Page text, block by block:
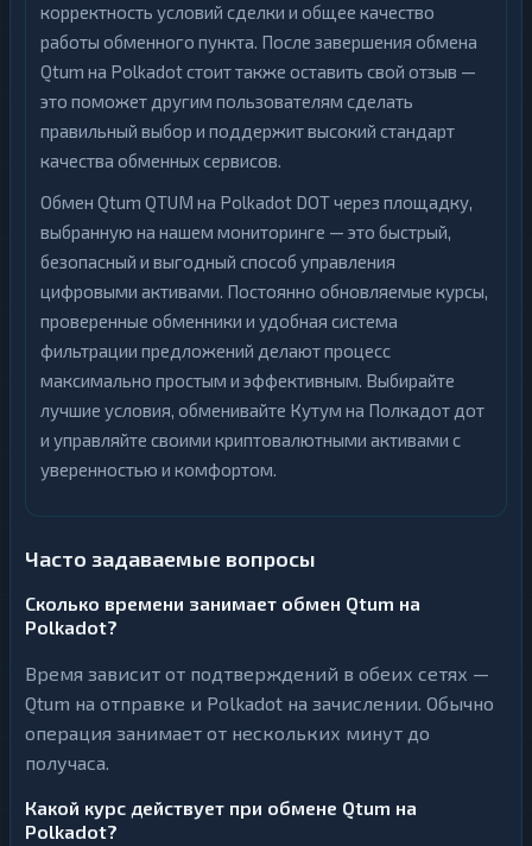
корректность условий сделки и общее качество
работы обменного пункта. После завершения обмена
Qtum на Polkadot стоит также оставить свой отзыв —
это поможет другим пользователям сделать
правильный выбор и поддержит высокий стандарт
качества обменных сервисов.
Обмен Qtum QTUM на Polkadot DOT через площадку,
выбранную на нашем мониторинге — это быстрый,
безопасный и выгодный способ управления
цифровыми активами. Постоянно обновляемые курсы,
проверенные обменники и удобная система
фильтрации предложений делают процесс
максимально простым и эффективным. Выбирайте
лучшие условия, обменивайте Кутум на Полкадот дот
и управляйте своими криптовалютными активами с
уверенностью и комфортом.
Часто задаваемые вопросы
Сколько времени занимает обмен Qtum на
Polkadot?
Время зависит от подтверждений в обеих сетях —
Qtum на отправке и Polkadot на зачислении. Обычно
операция занимает от нескольких минут до
получаса.
Какой курс действует при обмене Qtum на
Polkadot?